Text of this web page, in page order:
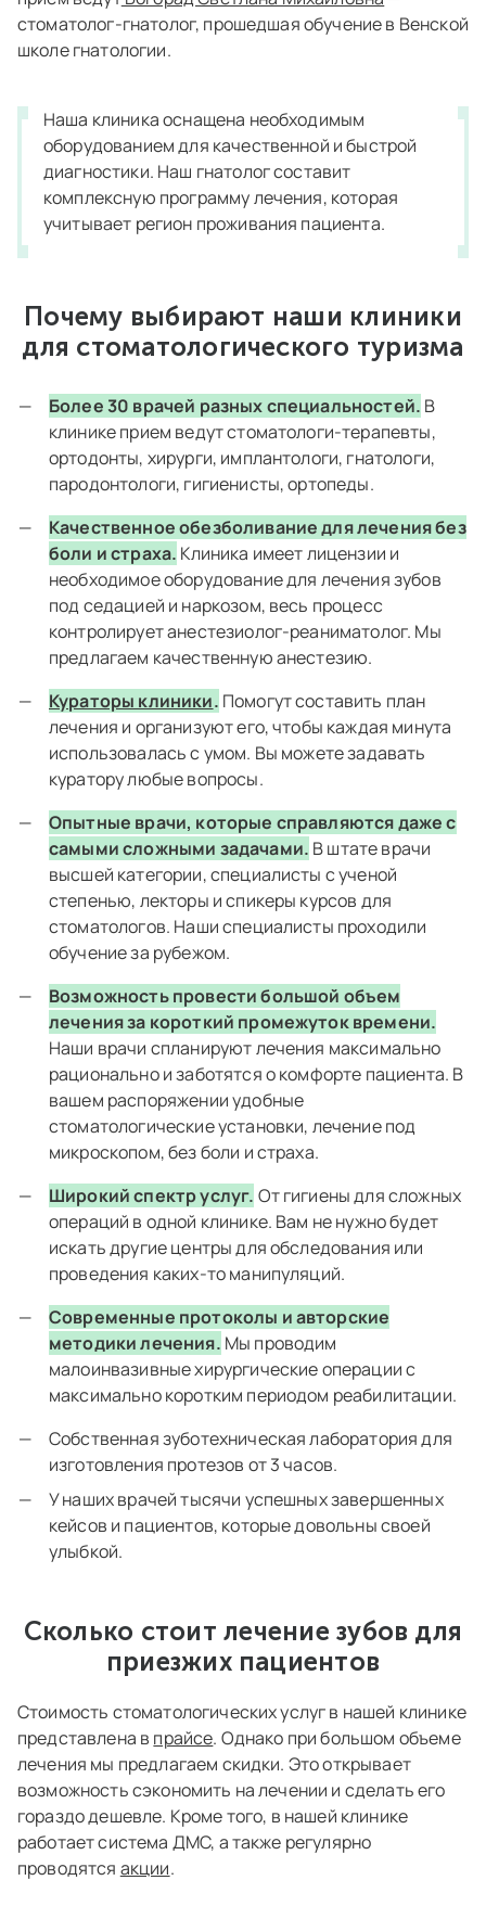
стоматолог-гнатолог, прошедшая обучение в Венской
школе гнатологии.
Наша клиника оснащена необходимым
оборудованием для качественной и быстрой
диагностики. Наш гнатолог составит
комплексную программу лечения, которая
учитывает регион проживания пациента.
Почему выбирают наши клиники
для стоматологического туризма
Более 30 врачей разных специальностей. В
клинике прием ведут стоматологи-терапевты,
ортодонты, хирурги, имплантологи, гнатологи,
пародонтологи, гигиенисты, ортопеды.
Качественное обезболивание для лечения без
боли и страха. Клиника имеет лицензии и
необходимое оборудование для лечения зубов
под седацией и наркозом, весь процесс
контролирует анестезиолог-реаниматолог. Мы
предлагаем качественную анестезию.
Кураторы клиники. Помогут составить план
лечения и организуют его, чтобы каждая минута
использовалась с умом. Вы можете задавать
куратору любые вопросы.
Опытные врачи, которые справляются даже с
самыми сложными задачами. В штате врачи
высшей категории, специалисты с ученой
степенью, лекторы и спикеры курсов для
стоматологов. Наши специалисты проходили
обучение за рубежом.
Возможность провести большой объем
лечения за короткий промежуток времени.
Наши врачи спланируют лечения максимально
рационально и заботятся о комфорте пациента. В
вашем распоряжении удобные
стоматологические установки, лечение под
микроскопом, без боли и страха.
Широкий спектр услуг. От гигиены для сложных
операций в одной клинике. Вам не нужно будет
искать другие центры для обследования или
проведения каких-то манипуляций.
Современные протоколы и авторские
методики лечения. Мы проводим
малоинвазивные хирургические операции с
максимально коротким периодом реабилитации.
Собственная зуботехническая лаборатория для
изготовления протезов от 3 часов.
У наших врачей тысячи успешных завершенных
кейсов и пациентов, которые довольны своей
улыбкой.
Сколько стоит лечение зубов для
приезжих пациентов
Стоимость стоматологических услуг в нашей клинике
представлена в прайсе. Однако при большом объеме
лечения мы предлагаем скидки. Это открывает
возможность сэкономить на лечении и сделать его
гораздо дешевле. Кроме того, в нашей клинике
работает система ДМС, а также регулярно
проводятся акции.